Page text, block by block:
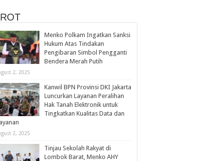
Menko Polkam Ingatkan Sanksi
Hukum Atas Tindakan
Pengibaran Simbol Pengganti
Bendera Merah Putih
2, 2025
Kanwil BPN Provinsi DKI Jakarta
Luncurkan Layanan Peralihan
Hak Tanah Elektronik untuk
Tingkatkan Kualitas Data dan
2, 2025
Tinjau Sekolah Rakyat di
Lombok Barat, Menko AHY